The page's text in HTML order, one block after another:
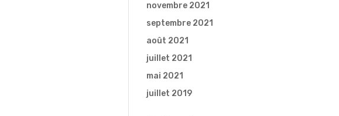
novembre 2021
septembre 2021
août 2021
juillet 2021
mai 2021
juillet 2019